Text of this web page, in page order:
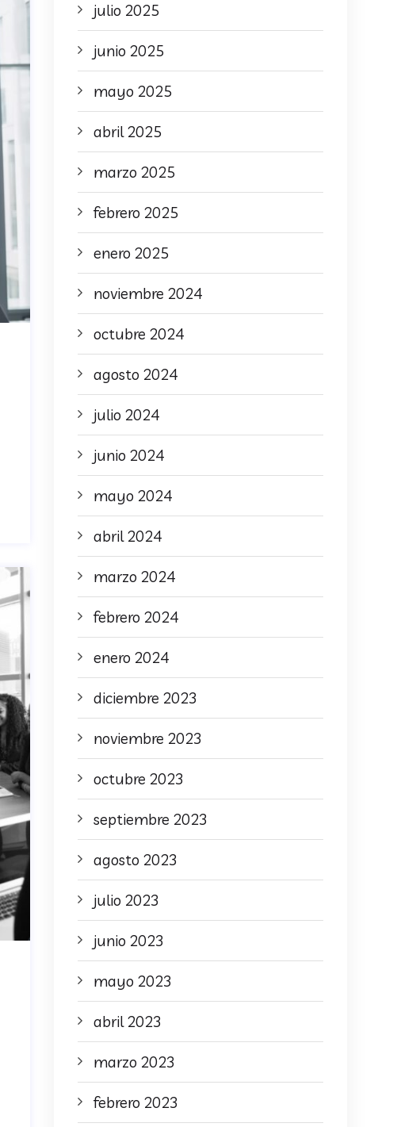
julio 2025
junio 2025
mayo 2025
abril 2025
marzo 2025
febrero 2025
enero 2025
noviembre 2024
octubre 2024
agosto 2024
julio 2024
junio 2024
mayo 2024
abril 2024
marzo 2024
febrero 2024
enero 2024
diciembre 2023
noviembre 2023
octubre 2023
septiembre 2023
agosto 2023
julio 2023
junio 2023
mayo 2023
abril 2023
marzo 2023
febrero 2023